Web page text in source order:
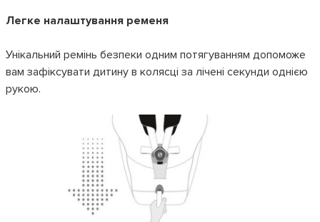
Легке налаштування ременя
Унікальний ремінь безпеки одним потягуванням допоможе
вам зафіксувати дитину в колясці за лічені секунди однією
рукою.